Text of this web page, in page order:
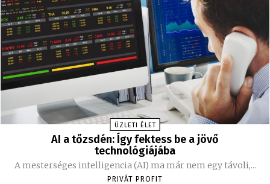
ÜZLETI ÉLET
AI a tőzsdén: Így fektess be a jövő
technológiájába
A mesterséges intelligencia (AI) ma már nem egy távoli,...
PRIVÁT PROFIT